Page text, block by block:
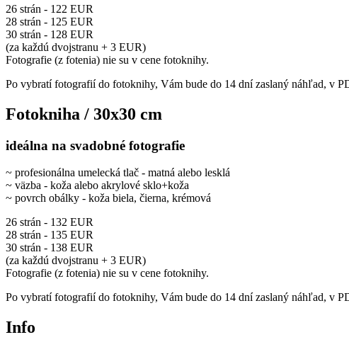
26 strán - 122 EUR
28 strán - 125 EUR
30 strán - 128 EUR
(za každú dvojstranu + 3 EUR)
Fotografie (z fotenia) nie su v cene fotoknihy.
Po vybratí fotografií do fotoknihy, Vám bude do 14 dní zaslaný náhľad, v
Fotokniha / 30x30 cm
ideálna na svadobné fotografie
~ profesionálna umelecká tlač - matná alebo lesklá
~ väzba - koža alebo akrylové sklo+koža
~ povrch obálky - koža biela, čierna, krémová
26 strán - 132 EUR
28 strán - 135 EUR
30 strán - 138 EUR
(za každú dvojstranu + 3 EUR)
Fotografie (z fotenia) nie su v cene fotoknihy.
Po vybratí fotografií do fotoknihy, Vám bude do 14 dní zaslaný náhľad, v
Info